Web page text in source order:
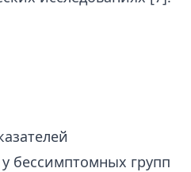
бессимптомных групп